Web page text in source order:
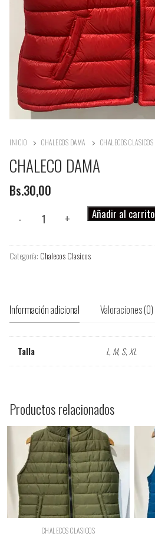
INICIO CHALECOS DAMA CHALECOS CLASICOS
CHALECO DAMA
Bs.30,00
- + Añadir al carrito
Categoría: Chalecos Clasicos
Información adicional Valoraciones (0)
Talla L, M, S, XL
Productos relacionados
CHALECOS CLASICOS